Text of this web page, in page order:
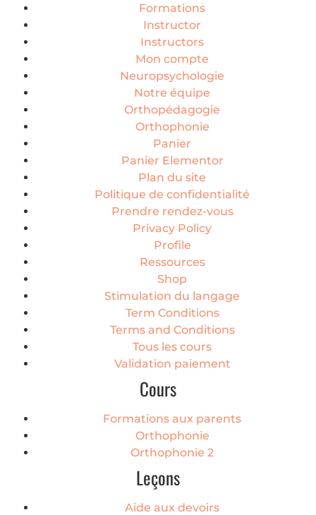
Formations
Instructor
Instructors
Mon compte
Neuropsychologie
Notre équipe
Orthopédagogie
Orthophonie
Panier
Panier Elementor
Plan du site
Politique de confidentialité
Prendre rendez-vous
Privacy Policy
Profile
Ressources
Shop
Stimulation du langage
Term Conditions
Terms and Conditions
Tous les cours
Validation paiement
Cours
Formations aux parents
Orthophonie
Orthophonie 2
Leçons
Aide aux devoirs